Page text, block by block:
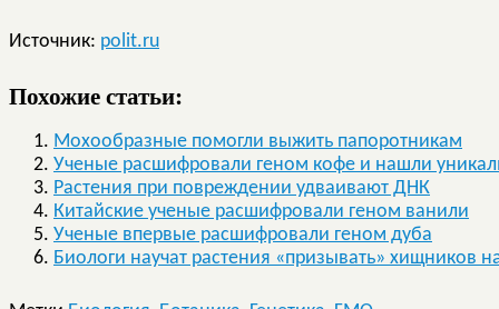
Источник: polit.ru
Похожие статьи:
Мохообразные помогли выжить папоротникам
Ученые расшифровали геном кофе и нашли
Растения при повреждении удваивают ДНК
Китайские ученые расшифровали геном ванили
Ученые впервые расшифровали геном дуба
Биологи научат растения «призывать» хищников